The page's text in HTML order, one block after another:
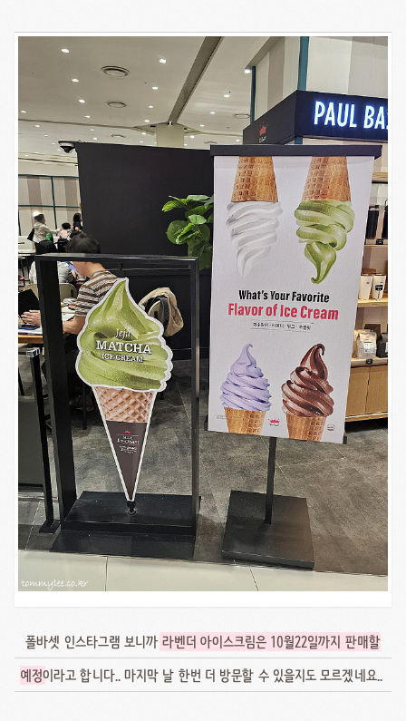
폴바셋 인스타그램 보니까 라벤더 아이스크림은 10월22일까지 판매할
예정이라고 합니다.. 마지막 날 한번 더 방문할 수 있을지도 모르겠네요..